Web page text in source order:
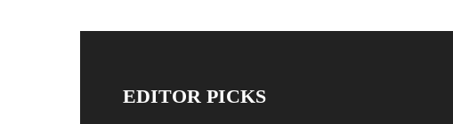
EDITOR PICKS